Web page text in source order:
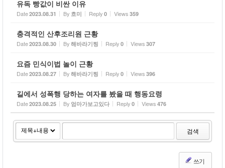
유독 빵값이 비싼 이유
Date2023.08.31 By 흐미 Reply 0 Views 359
충격적인 산후조리원 근황
Date2023.08.30 By 해바라기찡 Reply 0 Views 307
요즘 민식이법 놀이 근황
Date2023.08.27 By 해바라기찡 Reply 0 Views 396
길에서 성폭행 당하는 여자를 봤을 때 행동요령
Date2023.08.25 By 엄마가보고있다 Reply 0 Views 476
검색
쓰기